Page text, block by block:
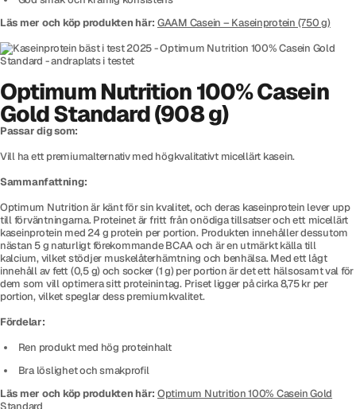
Läs mer och köp produkten här: GAAM Casein – Kaseinprotein (750 g)
Optimum Nutrition 100% Casein
Gold Standard (908 g)
Passar dig som:
Vill ha ett premiumalternativ med högkvalitativt micellärt kasein.
Sammanfattning:
Optimum Nutrition är känt för sin kvalitet, och deras kaseinprotein lever upp
till förväntningarna. Proteinet är fritt från onödiga tillsatser och ett micellärt
kaseinprotein med 24 g protein per portion. Produkten innehåller dessutom
nästan 5 g naturligt förekommande BCAA och är en utmärkt källa till
kalcium, vilket stödjer muskelåterhämtning och benhälsa. Med ett lågt
innehåll av fett (0,5 g) och socker (1 g) per portion är det ett hälsosamt val för
dem som vill optimera sitt proteinintag. Priset ligger på cirka 8,75 kr per
portion, vilket speglar dess premiumkvalitet.
Fördelar:
Ren produkt med hög proteinhalt
Bra löslighet och smakprofil
Läs mer och köp produkten här: Optimum Nutrition 100% Casein Gold